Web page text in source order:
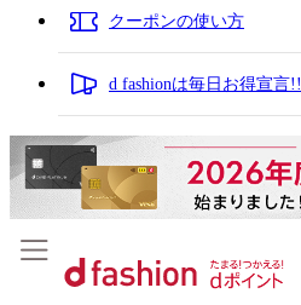
クーポンの使い方
d fashionは毎日お得宣言!!